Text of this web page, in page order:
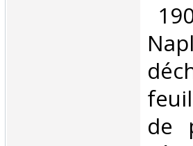
de